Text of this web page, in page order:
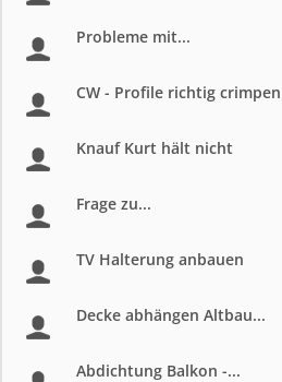
Probleme mit...
CW - Profile richtig crimpen
Knauf Kurt hält nicht
Frage zu...
TV Halterung anbauen
Decke abhängen Altbau...
Abdichtung Balkon -...